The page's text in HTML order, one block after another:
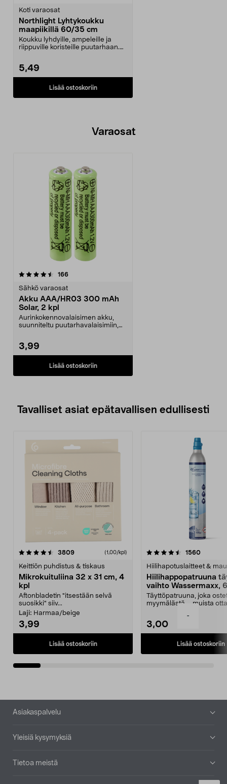
-
Koti varaosat
Northlight Lyhtykoukku
maapiikillä 60/35 cm
Koukku lyhdyille, ampeleille ja
riippuville koristeille puutarhaan.
5,49
Lisää ostoskoriin
Varaosat
166arvostelut
Sähkö varaosat
Akku AAA/HR03 300 mAh
Solar, 2 kpl
Aurinkokennovalaisimen akku,
suunniteltu puutarhavalaisimiin,
3,99
Lisää ostoskoriin
Tavalliset asiat epätavallisen edullisesti
3809arvostelut (1,00/kpl)
Keittiön puhdistus & tiskaus
Mikrokuituliina 32 x 31 cm, 4
kpl
Aftonbladetin "itsestään selvä
suosikki" siiv...
Laji: Harmaa/beige
3,99
Lisää ostoskoriin
4.5viidestä
1560
Hiilihapotuslaitteet &
Hiilihappopatruuna
vaihto Wassermaxx,
Täyttöpatruuna, joka
myymälästä – muista
3,00
Lisää ostoskoriin
4.5viidestä
Alatunniste
Asiakaspalvelu
Yleisiä kysymyksiä
Tietoa meistä